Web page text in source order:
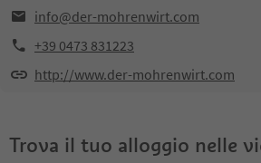
info@der-mohrenwirt.com
+39 0473 831223
http://www.der-mohrenwirt.com
Trova il tuo alloggio nelle